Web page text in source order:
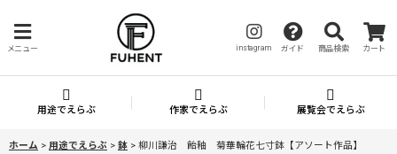
メニュー instagram ガイド 商品検索 カート
用途でえらぶ 作家でえらぶ 展覧会でえらぶ
ホーム > 用途でえらぶ > 鉢 > 柳川謙治 飴釉 菊華輪花七寸鉢【アソート作品】